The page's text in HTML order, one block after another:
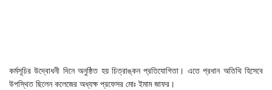
কর্মসূচির উদ্বোধনী দিনে অনুষ্ঠিত হয় চিত্রাঙ্কন প্রতিযোগিতা। এতে প্রধান অতিথি হিসেবে
উপস্থিত ছিলেন কলেজের অধ্যক্ষ প্রফেসর মোঃ ইমাম জাফর।